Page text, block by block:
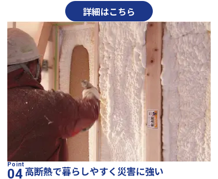
詳細はこちら
高断熱で暮らしやすく災害に強い